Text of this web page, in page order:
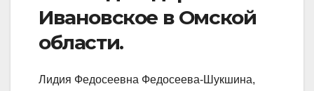
Ивановское в Омской
области.
Лидия Федосеевна Федосеева-Шукшина,